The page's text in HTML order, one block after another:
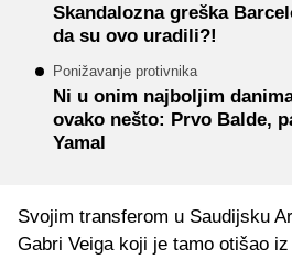
Skandalozna greška
da su ovo uradili?!
Ponižavanje protivnika
Ni u onim najboljim
ovako nešto: Prvo Balde,
Yamal
Svojim transferom u Saudijsku
Gabri Veiga koji je tamo otišao